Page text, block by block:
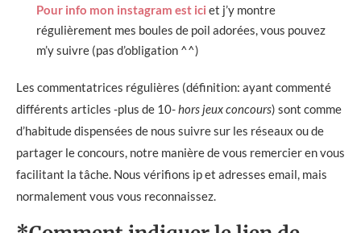
Pour info mon instagram est ici et j’y montre
régulièrement mes boules de poil adorées, vous pouvez
m’y suivre (pas d’obligation ^^)
Les commentatrices régulières (définition: ayant commenté
différents articles -plus de 10- hors jeux concours) sont comme
d’habitude dispensées de nous suivre sur les réseaux ou de
partager le concours, notre manière de vous remercier en vous
facilitant la tâche. Nous vérifions ip et adresses email, mais
normalement vous vous reconnaissez.